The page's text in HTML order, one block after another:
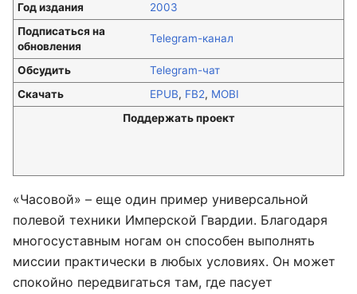
Год издания
2003
Подписаться на
обновления
Telegram-канал
Обсудить
Telegram-чат
Скачать
EPUB, FB2, MOBI
Поддержать проект
«Часовой» – еще один пример универсальной
полевой техники Имперской Гвардии. Благодаря
многосуставным ногам он способен выполнять
миссии практически в любых условиях. Он может
спокойно передвигаться там, где пасует